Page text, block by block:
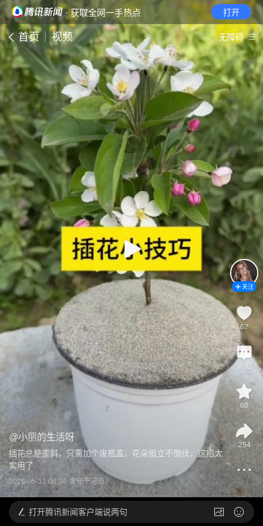
· 获取全网一手热点 打开
首页 视频 无障碍
@小丽的生活呀
插花总是歪斜，只需加个废瓶盖，花朵挺立不倒伏，这招太
实用了
2026-05-11 08:30 发布于河南
关注
62
评论
60
254
打开腾讯新闻客户端说两句